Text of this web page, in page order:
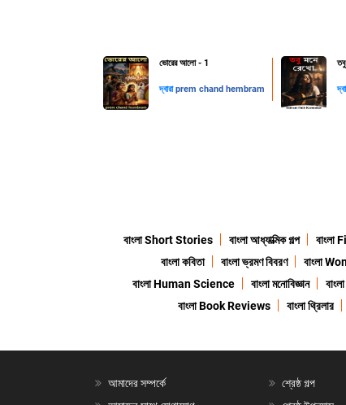
ভোরের আলো - 1
দ্বারাprem chand hembram
বাংলা Short Stories বাংলা আধ্যাত্মিক গল্প
বাংলা কবিতা
বাংলা ভ্রমণ বিবরণ বাংলা
বাংলা Human Science
বাংলা মনোবিজ্ঞান
বাংলা Book Reviews
বাংলা থ্রিলার
আমাদের সম্পর্কে
শ্রেষ্ঠ গল্প